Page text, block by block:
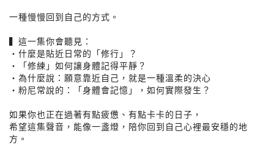
一種慢慢回到自己的方式。
▍這一集你會聽見：
・什麼是貼近日常的「修行」？
・「修練」如何讓身體記得平靜？
・為什麼說：願意靠近自己，就是一種溫柔的決心
・粉尼常說的：「身體會記憶」，如何實際發生？
如果你也正在過著有點疲憊、有點卡卡的日子，
希望這集聲音，能像一盞燈，陪你回到自己心裡最安穩的地
方。